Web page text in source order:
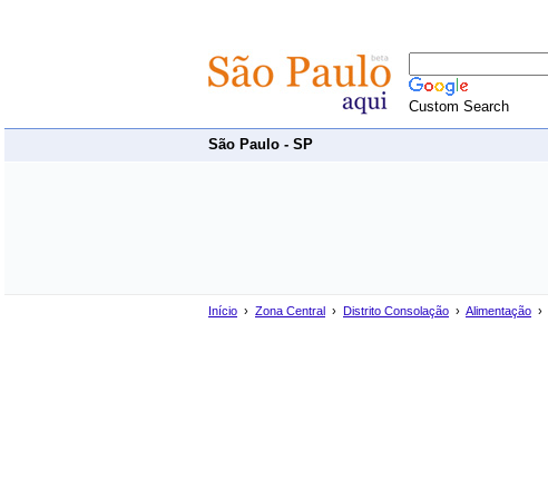
Custom Search
São Paulo - SP
Início › Zona Central › Distrito Consolação › Alimentação ›